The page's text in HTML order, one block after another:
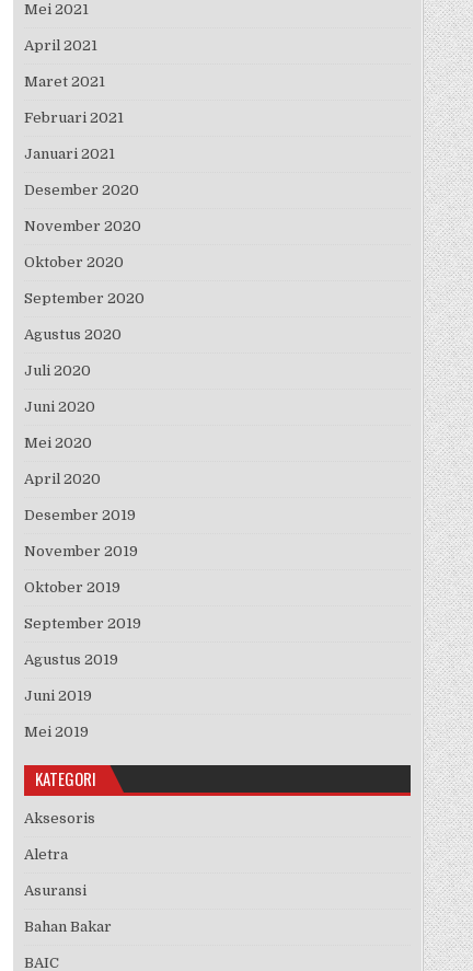
Mei 2021
April 2021
Maret 2021
Februari 2021
Januari 2021
Desember 2020
November 2020
Oktober 2020
September 2020
Agustus 2020
Juli 2020
Juni 2020
Mei 2020
April 2020
Desember 2019
November 2019
Oktober 2019
September 2019
Agustus 2019
Juni 2019
Mei 2019
KATEGORI
Aksesoris
Aletra
Asuransi
Bahan Bakar
BAIC